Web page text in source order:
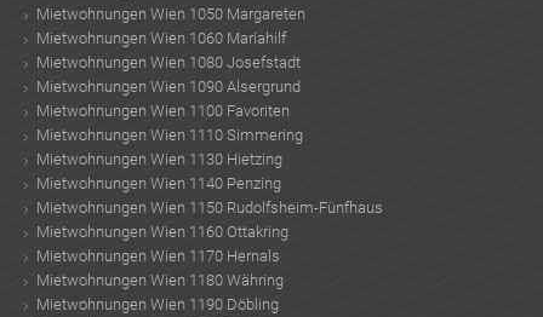
Mietwohnungen Wien 1050 Margareten
Mietwohnungen Wien 1060 Mariahilf
Mietwohnungen Wien 1080 Josefstadt
Mietwohnungen Wien 1090 Alsergrund
Mietwohnungen Wien 1100 Favoriten
Mietwohnungen Wien 1110 Simmering
Mietwohnungen Wien 1130 Hietzing
Mietwohnungen Wien 1140 Penzing
Mietwohnungen Wien 1150 Rudolfsheim-Fünfhaus
Mietwohnungen Wien 1160 Ottakring
Mietwohnungen Wien 1170 Hernals
Mietwohnungen Wien 1180 Währing
Mietwohnungen Wien 1190 Döbling